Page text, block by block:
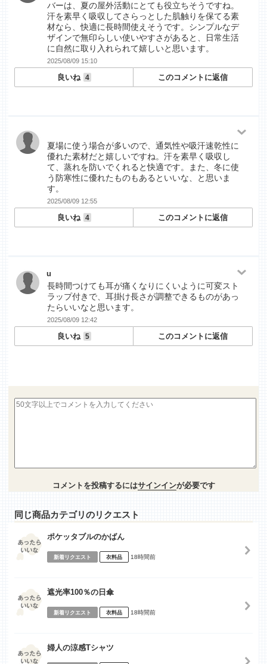
バーは、夏の屋外活動にとても役立ちそうですね。
汗を素早く吸収してさらっとした肌触りを保てる素
材なら、快適に長時間使えそうです。シンプルなデ
ザインで無印らしい使いやすさがあると、日常生活
に自然に取り入れられて嬉しいと思います。
2025/08/09 15:10
良いね 4 このコメントに返信
夏場に使う場合が多いので、通気性や吸汗速乾性に
優れた素材だと嬉しいですね。汗を素早く吸収し
て、蒸れを防いでくれると快適です。また、冬に使
う防寒性に優れたものもあるといいな、と思いま
す。
2025/08/09 12:55
良いね 4 このコメントに返信
u
長時間つけても耳が痛くなりにくいように可変スト
ラップ付きで、耳掛け長さが調整できるものがあっ
たらいいなと思います。
2025/08/09 12:42
良いね 5 このコメントに返信
コメントを投稿するにはサインインが必要です
同じ商品カテゴリのリクエスト
ポケッタブルのかばん
新着リクエスト 衣料品 18時間前
遮光率100％の日傘
新着リクエスト 衣料品 18時間前
婦人の涼感Tシャツ